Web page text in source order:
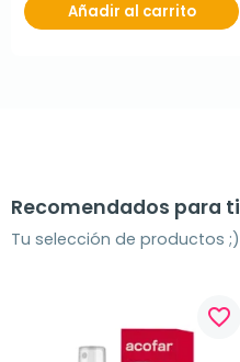
Añadir al carrito
Recomendados para ti
Tu selección de productos ;)
favorite_border